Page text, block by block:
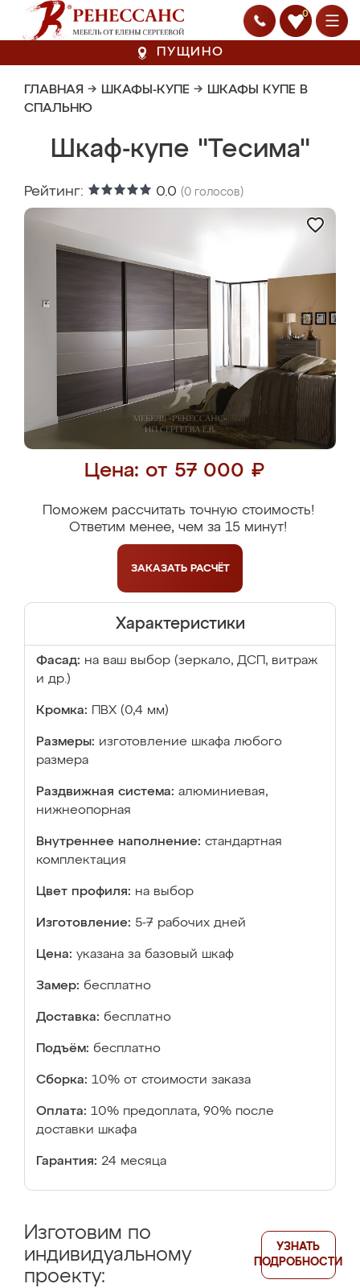
0
ПУЩИНО
ГЛАВНАЯ → ШКАФЫ-КУПЕ → ШКАФЫ КУПЕ В
СПАЛЬНЮ
Шкаф-купе "Тесима"
Рейтинг: 0.0 (0 голосов)
Цена: от 57 000 ₽
Поможем рассчитать точную стоимость!
Ответим менее, чем за 15 минут!
ЗАКАЗАТЬ РАСЧЁТ
Характеристики
Фасад: на ваш выбор (зеркало, ДСП, витраж
и др.)
Кромка: ПВХ (0,4 мм)
Размеры: изготовление шкафа любого
размера
Раздвижная система: алюминиевая,
нижнеопорная
Внутреннее наполнение: стандартная
комплектация
Цвет профиля: на выбор
Изготовление: 5-7 рабочих дней
Цена: указана за базовый шкаф
Замер: бесплатно
Доставка: бесплатно
Подъём: бесплатно
Сборка: 10% от стоимости заказа
Оплата: 10% предоплата, 90% после
доставки шкафа
Гарантия: 24 месяца
Изготовим по
индивидуальному
проекту:
УЗНАТЬ
ПОДРОБНОСТИ